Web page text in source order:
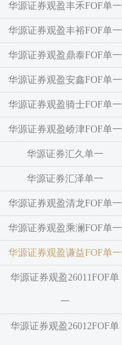
华源证券观盈丰禾FOF单一
华源证券观盈丰裕FOF单一
华源证券观盈鼎泰FOF单一
华源证券观盈安鑫FOF单一
华源证券观盈骑士FOF单一
华源证券观盈峤津FOF单一
华源证券汇久单一
华源证券汇泽单一
华源证券观盈清龙FOF单一
华源证券观盈乘澜FOF单一
华源证券观盈谦益FOF单一
华源证券观盈26011FOF单
一
华源证券观盈26012FOF单